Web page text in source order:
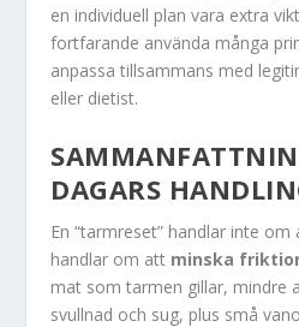
en individuell plan vara extra
fortfarande använda många
anpassa tillsammans med
eller dietist.
DAGARS
En “tarmreset” handlar inte
handlar om att minska
mat som tarmen gillar, mindre
svullnad och sug, plus små